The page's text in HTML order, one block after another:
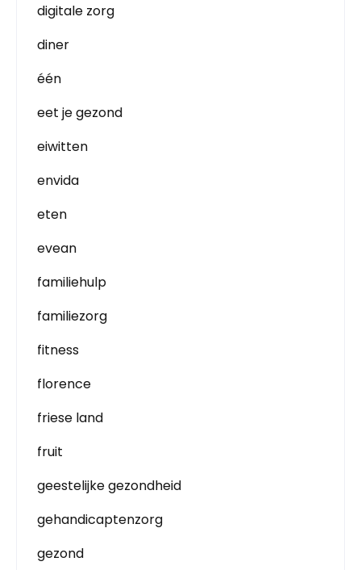
digitale zorg
diner
één
eet je gezond
eiwitten
envida
eten
evean
familiehulp
familiezorg
fitness
florence
friese land
fruit
geestelijke gezondheid
gehandicaptenzorg
gezond